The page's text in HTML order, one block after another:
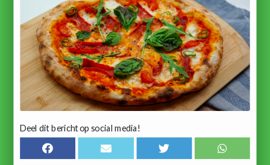
Deel dit bericht op social media!